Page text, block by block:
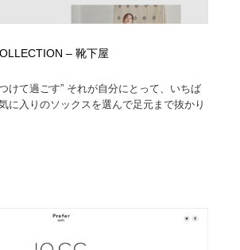
– 靴下屋
けて過ごす” それが自分にとって、いちば
に入りのソックスを選んで足元まで抜かり